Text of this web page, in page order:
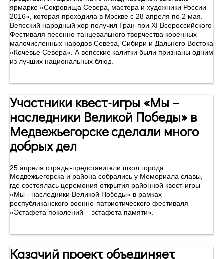
ярмарке «Сокровища Севера, мастера и художники России
2016», которая проходила в Москве с 28 апреля по 2 мая.
Вепсский народный хор получил Гран-при XI Всероссийского
Фестиваля песенно-танцевального творчества коренных
малочисленных народов Севера, Сибири и Дальнего Востока
«Кочевье Севера». А вепсские калитки были признаны одним
из лучших национальных блюд.
Участники квест-игры «Мы –
наследники Великой Победы» в
Медвежьегорске сделали много
добрых дел
25 апреля отряды-представители школ города
Медвежьегорска и района собрались у Мемориала славы,
где состоялась церемония открытия районной квест-игры
«Мы - наследники Великой Победы» в рамках
республиканского военно-патриотического фестиваля
«Эстафета поколений – эстафета памяти».
Казачий проект объединяет